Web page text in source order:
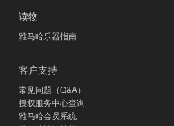
读物
雅马哈乐器指南
客户支持
常见问题（Q&A）
授权服务中心查询
雅马哈会员系统